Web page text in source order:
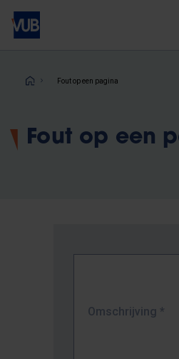
Overslaan
naar
inhoud
Fout op een pagina
Fout op een
Omschrijving *